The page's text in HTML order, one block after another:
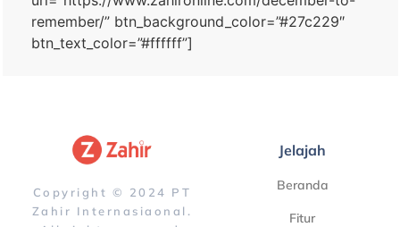
remember/” btn_background_color=”#27c229″
btn_text_color=”#ffffff”]
Copyright © 2024 PT
Zahir Internasiaonal.
Jelajah
Beranda
Fitur